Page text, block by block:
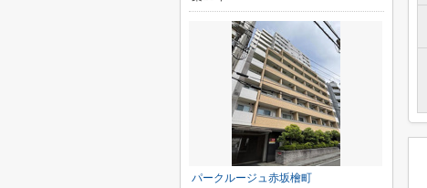
パークルージュ赤坂檜町